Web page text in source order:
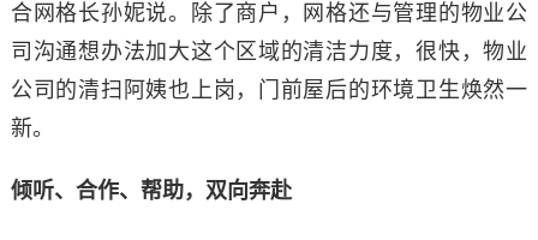
合网格长孙妮说。除了商户，网格还与管理的物业公
司沟通想办法加大这个区域的清洁力度，很快，物业
公司的清扫阿姨也上岗，门前屋后的环境卫生焕然一
新。
倾听、合作、帮助，双向奔赴